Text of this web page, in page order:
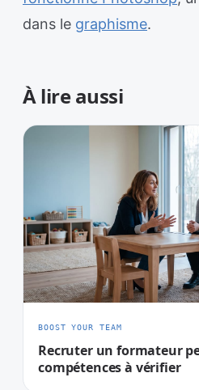
dans le graphisme.
À lire aussi
BOOST YOUR TEAM
Recruter un formateur
compétences à vérifier